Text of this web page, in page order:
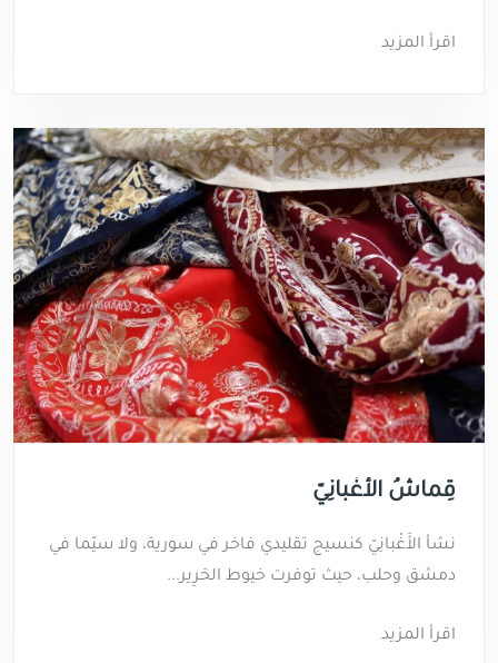
اقرأ المزيد
قِماشُ الأَغْبانِيّ
نشأ الأَغْبانِيّ كنسيج تقليدي فاخر في سورية، ولا سيّما في
دمشق وحلب، حيث توفرت خيوط الحَرِير...
اقرأ المزيد